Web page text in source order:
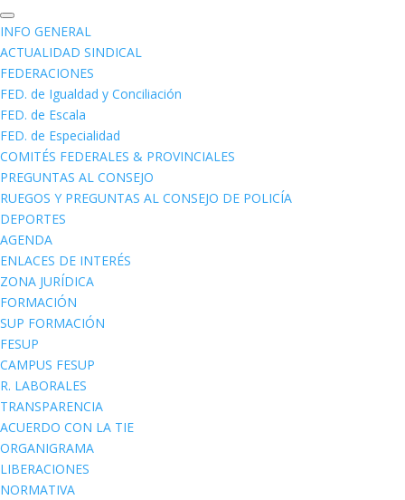
INFO GENERAL
ACTUALIDAD SINDICAL
FEDERACIONES
FED. de Igualdad y Conciliación
FED. de Escala
FED. de Especialidad
COMITÉS FEDERALES & PROVINCIALES
PREGUNTAS AL CONSEJO
RUEGOS Y PREGUNTAS AL CONSEJO DE POLICÍA
DEPORTES
AGENDA
ENLACES DE INTERÉS
ZONA JURÍDICA
FORMACIÓN
SUP FORMACIÓN
FESUP
CAMPUS FESUP
R. LABORALES
TRANSPARENCIA
ACUERDO CON LA TIE
ORGANIGRAMA
LIBERACIONES
NORMATIVA